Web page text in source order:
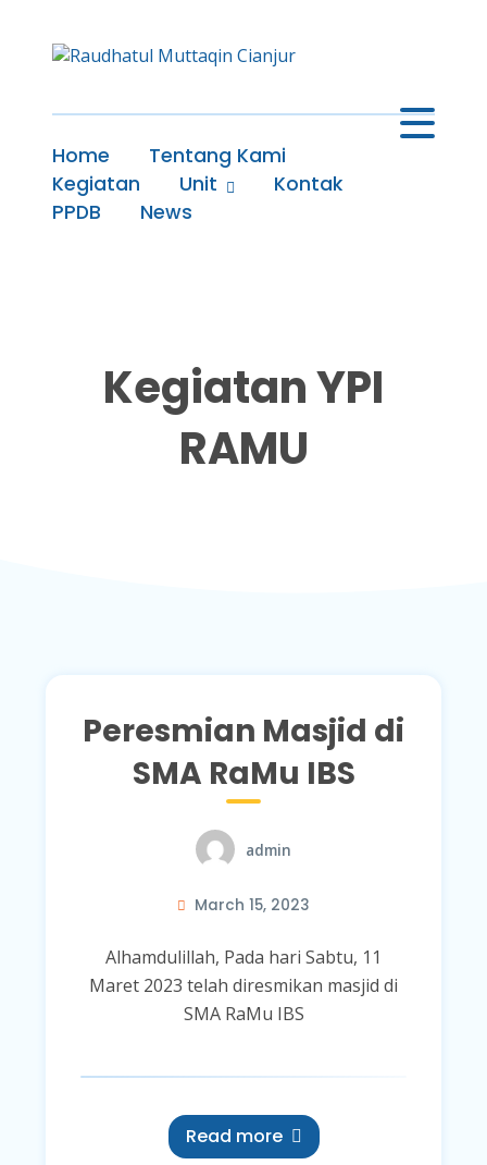
Home
Tentang Kami
Kegiatan
Unit
Kontak
PPDB
News
Kegiatan YPI
RAMU
Peresmian Masjid di
SMA RaMu IBS
admin
March 15, 2023
Alhamdulillah, Pada hari Sabtu, 11
Maret 2023 telah diresmikan masjid di
SMA RaMu IBS
Read more